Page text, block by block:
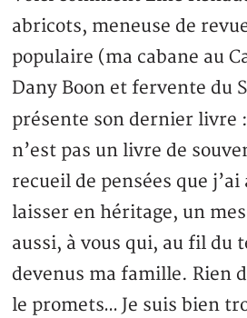
abricots, meneuse de
populaire (ma cabane au
Dany Boon et fervente du
présente son dernier
n’est pas un livre de
recueil de pensées que
laisser en héritage, un
aussi, à vous qui, au fil du
devenus ma famille. Rien
le promets… Je suis bien